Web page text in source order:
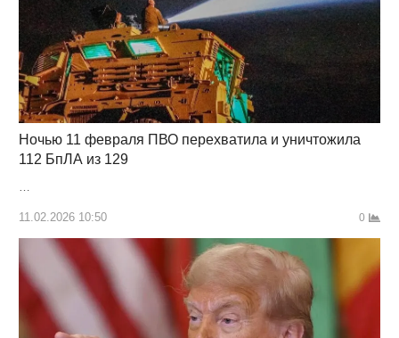
Ночью 11 февраля ПВО перехватила и уничтожила
112 БпЛА из 129
11.02.2026 10:50 0